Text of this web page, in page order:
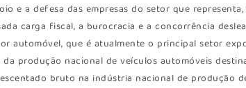
e a defesa das empresas do setor que
carga fiscal, a burocracia e a concorrência
automóvel, que é atualmente o principal setor
produção nacional de veículos automóveis
bruto na indústria nacional de produção